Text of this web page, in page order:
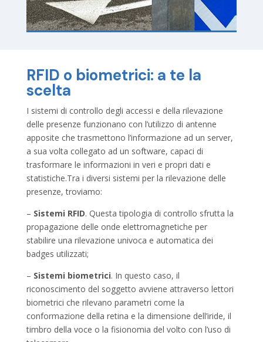
RFID o biometrici: a te la
scelta
I sistemi di controllo degli accessi e della rilevazione
delle presenze funzionano con l’utilizzo di antenne
apposite che trasmettono l’informazione ad un server,
a sua volta collegato ad un software, capaci di
trasformare le informazioni in veri e propri dati e
statistiche.Tra i diversi sistemi per la rilevazione delle
presenze, troviamo:
– Sistemi RFID. Questa tipologia di controllo sfrutta la
propagazione delle onde elettromagnetiche per
stabilire una rilevazione univoca e automatica dei
badges utilizzati;
– Sistemi biometrici. In questo caso, il
riconoscimento del soggetto avviene attraverso lettori
biometrici che rilevano parametri come la
conformazione della retina e la dimensione dell’iride, il
timbro della voce o la fisionomia del volto con l’uso di